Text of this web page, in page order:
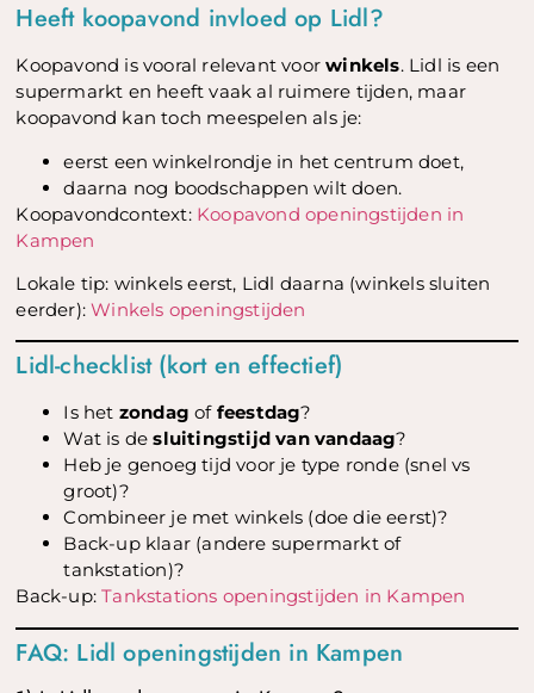
Heeft koopavond invloed op Lidl?
Koopavond is vooral relevant voorwinkels. Lidl is een
supermarkt en heeft vaak al ruimere tijden, maar
koopavond kan toch meespelen als je:
eerst een winkelrondje in het centrum doet,
daarna nog boodschappen wilt doen.
Koopavondcontext: Koopavond openingstijden in
Kampen
Lokale tip: winkels eerst, Lidl daarna (winkels sluiten
eerder):Winkels openingstijden
Lidl-checklist (kort en effectief)
Is het zondag of feestdag?
Wat is desluitingstijd van vandaag?
Heb je genoeg tijd voor je type ronde (snel vs
groot)?
Combineer je met winkels (doe die eerst)?
Back-up klaar (andere supermarkt of
tankstation)?
Back-up:Tankstations openingstijden in Kampen
FAQ: Lidl openingstijden in Kampen